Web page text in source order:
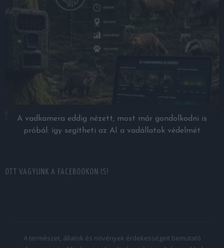
A vadkamera eddig nézett, most már gondolkodni is
próbál: így segítheti az AI a vadállatok védelmét
OTT VAGYUNK A FACEBOOKON IS!
A természet, állatok és növények érdekességeit bemutató